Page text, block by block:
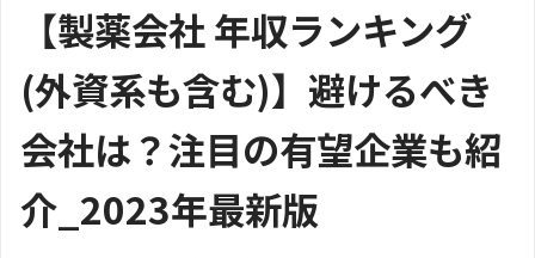
【製薬会社 年収ランキング
(外資系も含む)】避けるべき
会社は？注目の有望企業も紹
介_2023年最新版